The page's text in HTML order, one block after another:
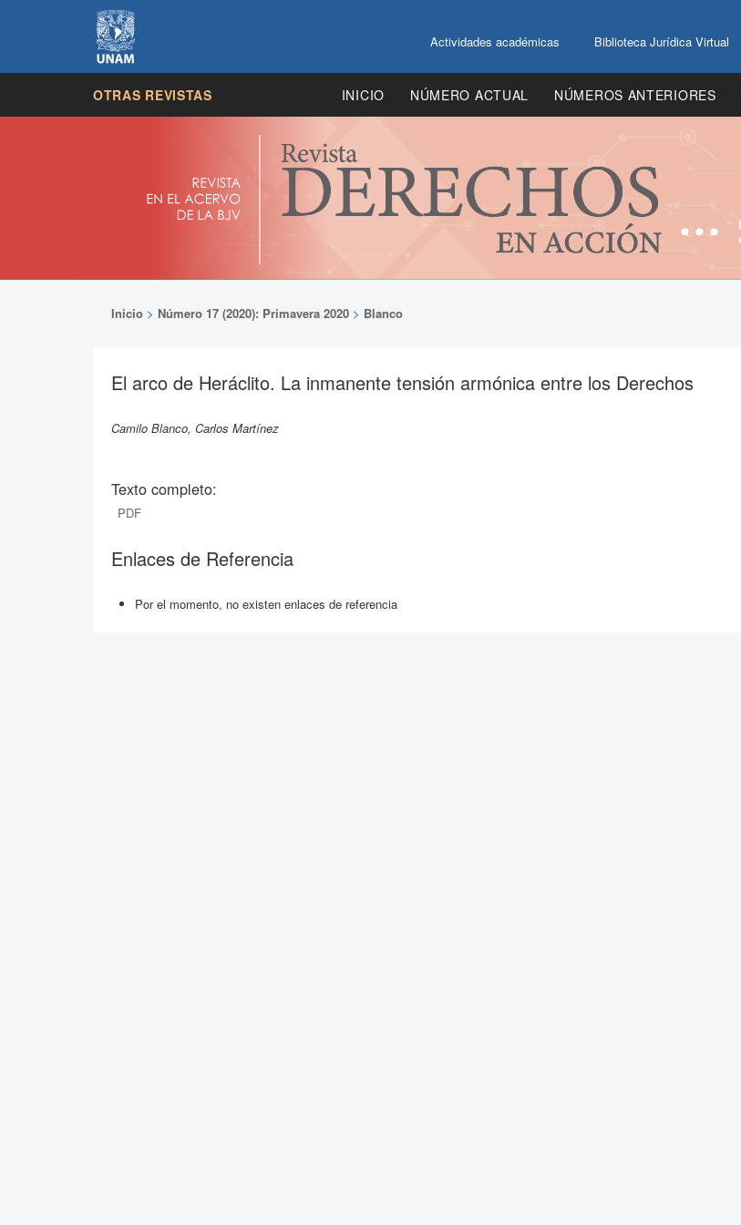
Actividades académicas Biblioteca Jurídica Virtual
OTRAS REVISTAS INICIO NÚMERO ACTUAL NÚMEROS ANTERIORES
Inicio > Número 17 (2020): Primavera 2020 > Blanco
El arco de Heráclito. La inmanente tensión armónica entre los Derechos
Camilo Blanco, Carlos Martínez
Texto completo:
PDF
Enlaces de Referencia
Por el momento, no existen enlaces de referencia